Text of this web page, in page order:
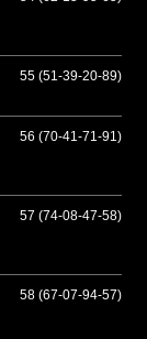
55 (51-39-20-89)
56 (70-41-71-91)
57 (74-08-47-58)
58 (67-07-94-57)